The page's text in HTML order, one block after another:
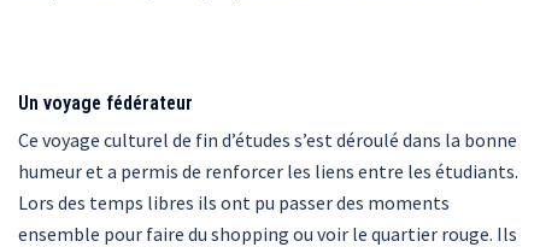
Un voyage fédérateur
Ce voyage culturel de fin d’études s’est déroulé dans la bonne
humeur et a permis de renforcer les liens entre les étudiants.
Lors des temps libres ils ont pu passer des moments
ensemble pour faire du shopping ou voir le quartier rouge. Ils